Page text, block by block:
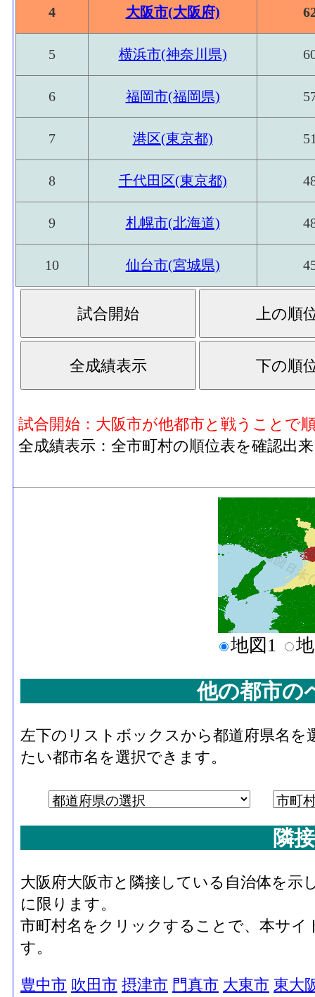
4 大阪市(大阪府)
5 横浜市(神奈川県)
6 福岡市(福岡県)
7 港区(東京都)
8 千代田区(東京都)
9 札幌市(北海道)
10 仙台市(宮城県)
試合開始：大阪市が他都市と戦うことで
全成績表示：全市町村の順位表を確認出
地図1
他の都市の
左下のリストボックスから都道府県名
たい都市名を選択できます。
隣
大阪府大阪市と隣接している自治体を示
に限ります。
市町村名をクリックすることで、本サ
す。
豊中市 吹田市 摂津市 門真市 大東市 東大